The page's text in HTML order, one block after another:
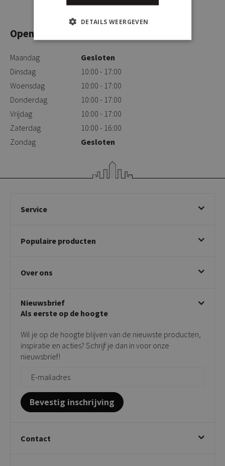
Openingstijden
Maandag
Gesloten
Dinsdag
10:00 - 17:00
Woensdag
10:00 - 17:00
Donderdag
10:00 - 17:00
Vrijdag
10:00 - 17:00
Zaterdag
10:00 - 16:00
Zondag
Gesloten
Service
Betalen & annuleren
Klachtafhandeling
Privacy policy
Populaire producten
Draaibare eetkamerstoelen
Taupe stoelen
Tuinstoelen
Bijzettafels
Over ons
Showroom
Contact
Onderhoudsproducten
Vloerbescherming
Giftcards
Nieuwsbrief
Als eerste op de hoogte
Wil je op de hoogte blijven van de nieuwste producten,
inspiratie en acties? Schrijf je dan in voor onze
nieuwsbrief!
Bevestig inschrijving
Contact
DETAILS WEERGEVEN